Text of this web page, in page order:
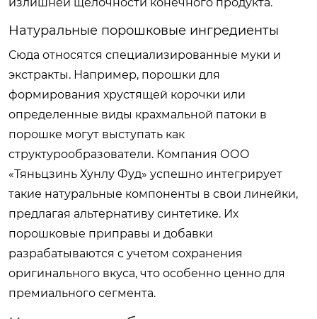
Натуральные порошковые ингредиенты
Сюда относятся специализированные муки и
экстракты. Например, порошки для
формирования хрустящей корочки или
определенные виды крахмальной патоки в
порошке могут выступать как
структурообразователи. Компания ООО
«Тяньцзинь Хунлу Фуд» успешно интегрирует
такие натуральные компоненты в свои линейки,
предлагая альтернативу синтетике. Их
порошковые приправы и добавки
разрабатываются с учетом сохранения
оригинального вкуса, что особенно ценно для
премиального сегмента.